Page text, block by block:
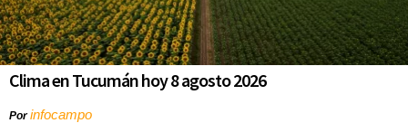
Clima en Tucumán hoy 8 agosto 2026
Porinfocampo